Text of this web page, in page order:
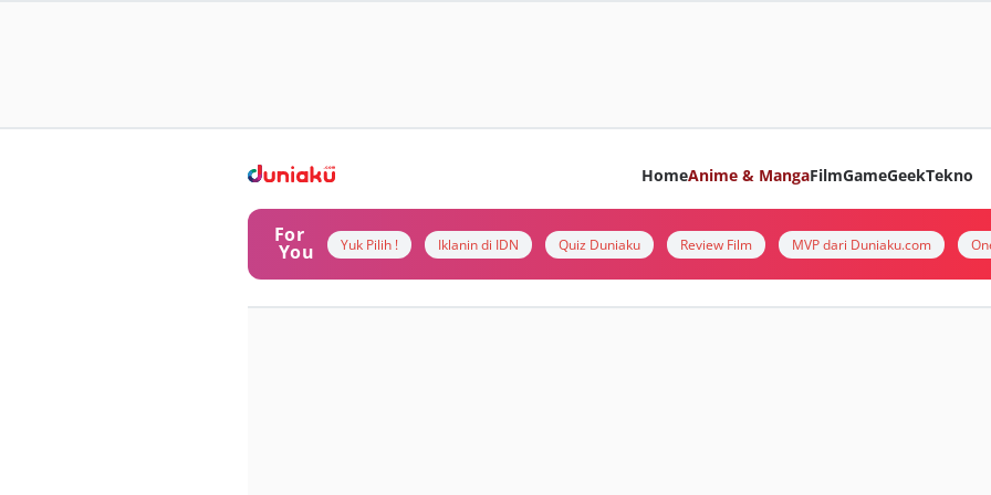
HomeAnime & MangaFilmGameGeekTekno
For
You Yuk Pilih ! Iklanin di IDN Quiz Duniaku Review Film MVP dari Duniaku.com